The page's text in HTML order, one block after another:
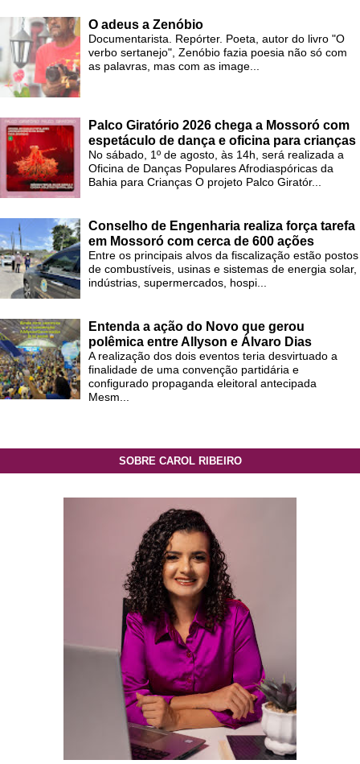
O adeus a Zenóbio
Documentarista. Repórter. Poeta, autor do livro "O
verbo sertanejo", Zenóbio fazia poesia não só com
as palavras, mas com as image...
Palco Giratório 2026 chega a Mossoró com
espetáculo de dança e oficina para crianças
No sábado, 1º de agosto, às 14h, será realizada a
Oficina de Danças Populares Afrodiaspóricas da
Bahia para Crianças O projeto Palco Giratór...
Conselho de Engenharia realiza força tarefa
em Mossoró com cerca de 600 ações
Entre os principais alvos da fiscalização estão postos
de combustíveis, usinas e sistemas de energia solar,
indústrias, supermercados, hospi...
Entenda a ação do Novo que gerou
polêmica entre Allyson e Álvaro Dias
A realização dos dois eventos teria desvirtuado a
finalidade de uma convenção partidária e
configurado propaganda eleitoral antecipada
Mesm...
SOBRE CAROL RIBEIRO